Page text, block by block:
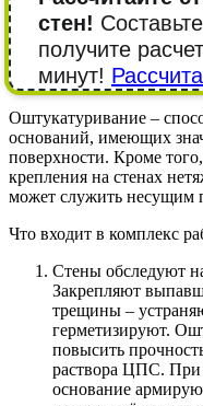
стен!
получите
минут!
Оштукатуривание –
оснований, имеющих
поверхности. Кроме
крепления на стенах
может служить несущим
Что входит в комплекс
Стены обследуют
Закрепляют
трещины –
герметизируют.
повысить
раствора ЦПС. При
основание